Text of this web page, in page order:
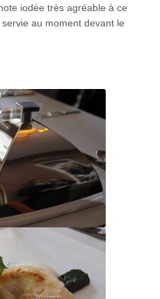
iodée très agréable à ce
au moment devant le